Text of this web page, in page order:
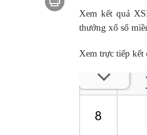
Xem kết quả
thưởng xổ số
Xem trực tiếp